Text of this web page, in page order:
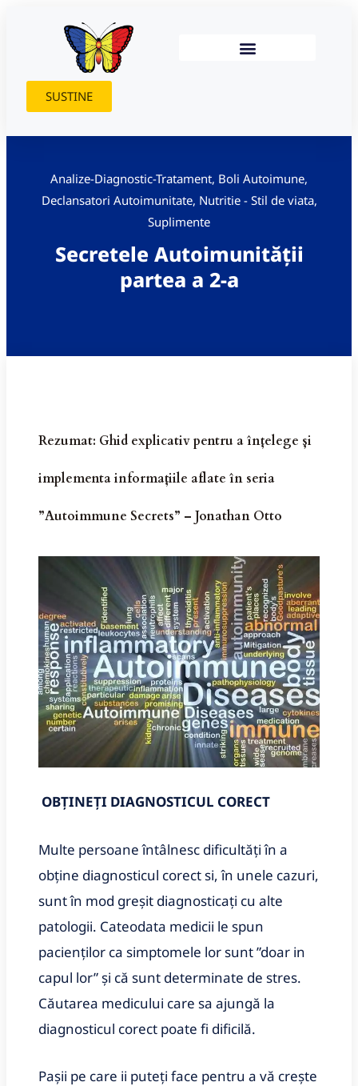
SUSTINE
Analize-Diagnostic-Tratament, Boli Autoimune,
Declansatori Autoimunitate, Nutritie - Stil de viata,
Suplimente
Secretele Autoimunității
partea a 2-a
Rezumat: Ghid explicativ pentru a înțelege și
implementa informațiile aflate în seria
”Autoimmune Secrets” – Jonathan Otto
OBȚINEȚI DIAGNOSTICUL CORECT
Multe persoane întâlnesc dificultăți în a
obține diagnosticul corect si, în unele cazuri,
sunt în mod greșit diagnosticați cu alte
patologii. Cateodata medicii le spun
pacienților ca simptomele lor sunt ”doar in
capul lor” și că sunt determinate de stres.
Căutarea medicului care sa ajungă la
diagnosticul corect poate fi dificilă.
Pașii pe care ii puteți face pentru a vă crește